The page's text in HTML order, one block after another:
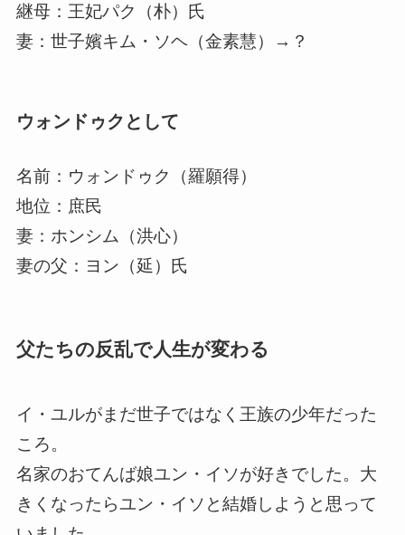
継母：王妃パク（朴）氏
妻：世子嬪キム・ソヘ（金素慧）→？
ウォンドゥクとして
名前：ウォンドゥク（羅願得）
地位：庶民
妻：ホンシム（洪心）
妻の父：ヨン（延）氏
父たちの反乱で人生が変わる
イ・ユルがまだ世子ではなく王族の少年だった
ころ。
名家のおてんば娘ユン・イソが好きでした。大
きくなったらユン・イソと結婚しようと思って